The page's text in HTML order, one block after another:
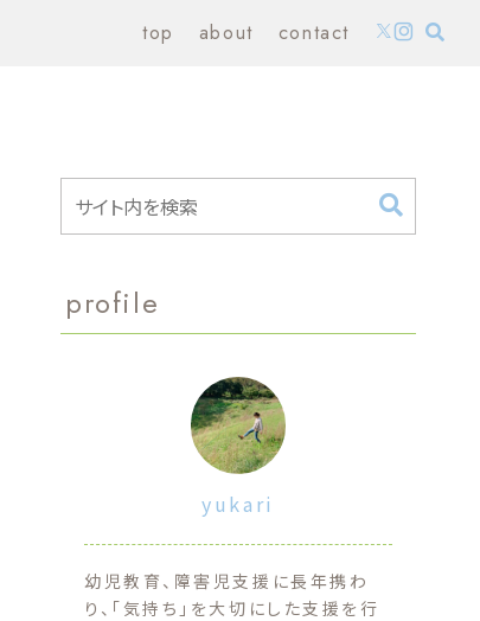
top about contact
profile
yukari
幼児教育、障害児支援に長年携わ
り、「気持ち」を大切にした支援を行